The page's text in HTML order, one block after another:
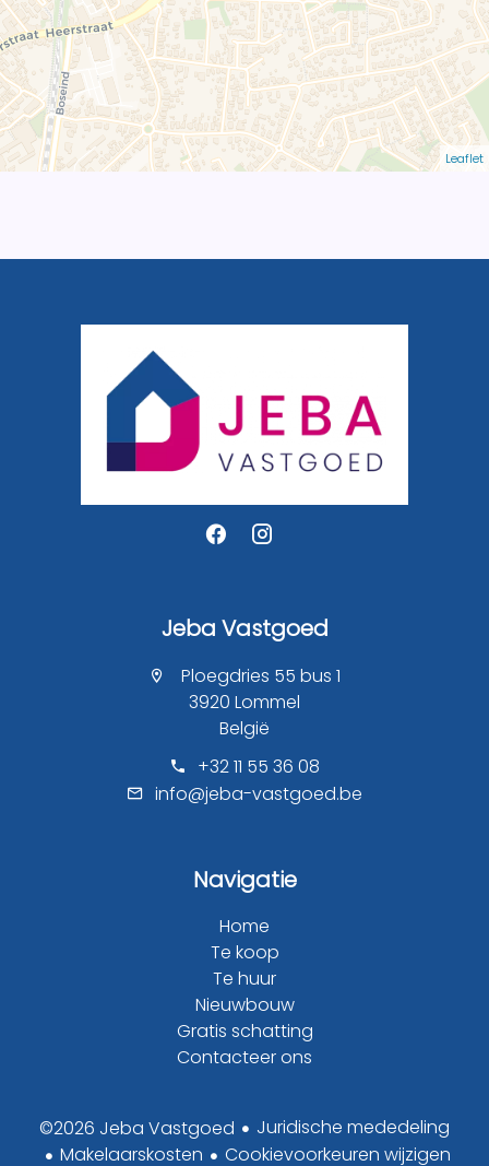
Leaflet
Jeba Vastgoed
Ploegdries 55 bus 1
3920 Lommel
België
+32 11 55 36 08
info@jeba-vastgoed.be
Navigatie
Home
Te koop
Te huur
Nieuwbouw
Gratis schatting
Contacteer ons
©2026 Jeba Vastgoed
Juridische mededeling
Makelaarskosten
Cookievoorkeuren wijzigen